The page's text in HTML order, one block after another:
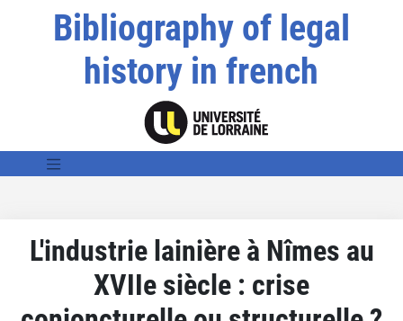
Bibliography of legal
history in french
L'industrie lainière à Nîmes au
XVIIe siècle : crise